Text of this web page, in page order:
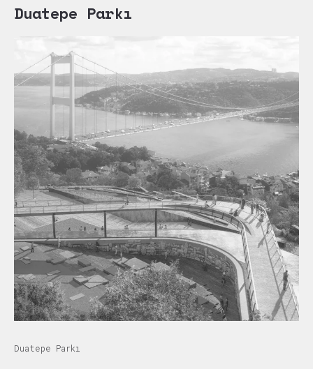
Duatepe Parkı
Duatepe Parkı